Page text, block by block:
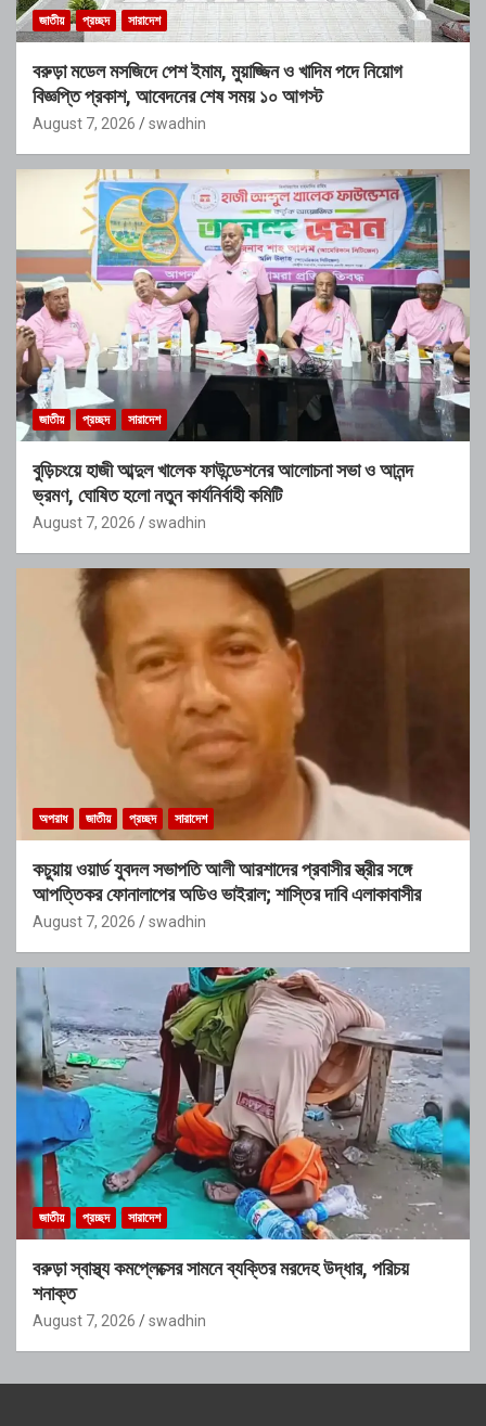
জাতীয় প্রচ্ছদ সারাদেশ
বরুড়া মডেল মসজিদে পেশ ইমাম, মুয়াজ্জিন ও খাদিম পদে নিয়োগ
বিজ্ঞপ্তি প্রকাশ, আবেদনের শেষ সময় ১০ আগস্ট
August 7, 2026 swadhin
জাতীয় প্রচ্ছদ সারাদেশ
বুড়িচংয়ে হাজী আব্দুল খালেক ফাউন্ডেশনের আলোচনা সভা ও আনন্দ
ভ্রমণ, ঘোষিত হলো নতুন কার্যনির্বাহী কমিটি
August 7, 2026 swadhin
অপরাধ জাতীয় প্রচ্ছদ সারাদেশ
কচুয়ায় ওয়ার্ড যুবদল সভাপতি আলী আরশাদের প্রবাসীর স্ত্রীর সঙ্গে
আপত্তিকর ফোনালাপের অডিও ভাইরাল; শাস্তির দাবি এলাকাবাসীর
August 7, 2026 swadhin
জাতীয় প্রচ্ছদ সারাদেশ
বরুড়া স্বাস্থ্য কমপ্লেক্সের সামনে ব্যক্তির মরদেহ উদ্ধার, পরিচয়
শনাক্ত
August 7, 2026 swadhin